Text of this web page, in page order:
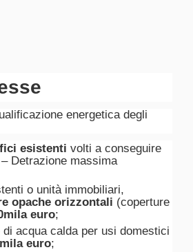
energetica degli
esistenti volti a conseguire
Detrazione massima
o unità immobiliari,
opache orizzontali (coperture
euro;
acqua calda per usi domestici
euro;